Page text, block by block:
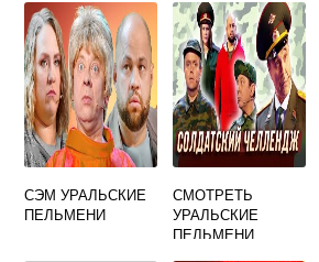
СЭМ УРАЛЬСКИЕ
ПЕЛЬМЕНИ
СМОТРЕТЬ
УРАЛЬСКИЕ
ПЕЛЬМЕНИ